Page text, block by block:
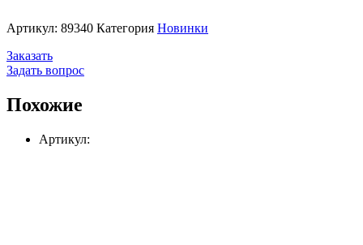
Артикул: 89340 Категория Новинки
Заказать
Задать вопрос
Похожие
Артикул: